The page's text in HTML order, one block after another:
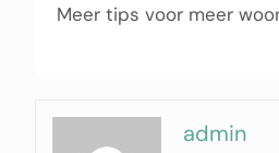
Meer tips voor meer
admin